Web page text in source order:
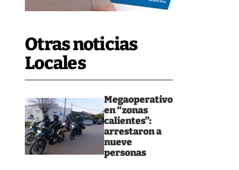
Otras noticias
Locales
Megaoperativo
en “zonas
calientes”:
arrestaron a
nueve
personas